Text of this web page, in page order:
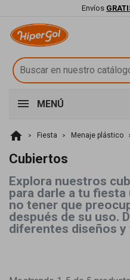
Envíos
MENÚ
home Fiesta Menaje plástico
Cubiertos
Explora nuestros
para darle a tu
no tener que
después de su uso.
diferentes diseños y